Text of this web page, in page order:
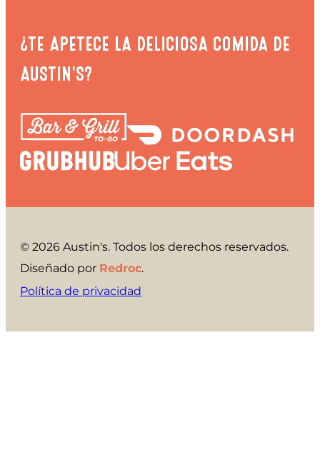
¿TE APETECE LA DELICIOSA COMIDA DE
AUSTIN'S?
© 2026 Austin's. Todos los derechos reservados.
Diseñado por Redroc.
Política de privacidad